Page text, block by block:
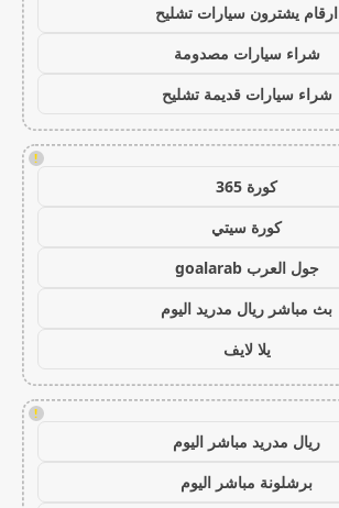
ارقام يشترون سيارات تشليح
شراء سيارات مصدومة
شراء سيارات قديمة تشليح
!
كورة 365
كورة سيتي
جول العرب goalarab
بث مباشر ريال مدريد اليوم
يلا لايف
!
ريال مدريد مباشر اليوم
برشلونة مباشر اليوم